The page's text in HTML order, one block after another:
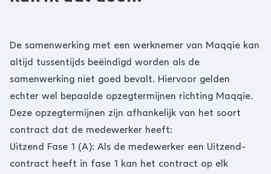
De samenwerking met een werknemer van Maqqie kan
altijd tussentijds beëindigd worden als de
samenwerking niet goed bevalt. Hiervoor gelden
echter wel bepaalde opzegtermijnen richting Maqqie.
Deze opzegtermijnen zijn afhankelijk van het soort
contract dat de medewerker heeft:
Uitzend Fase 1 (A): Als de medewerker een Uitzend-
contract heeft in fase 1 kan het contract op elk